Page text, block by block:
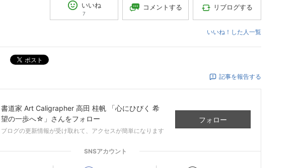
いいね
7
コメントする リブログする
いいね！した人一覧
ポスト
記事を報告する
書道家 Art Caligrapher 高田 桂帆 「心にひびく 希
望の一歩へ☆」 さんをフォロー
ブログの更新情報が受け取れて、アクセスが簡単になります
フォロー
SNSアカウント